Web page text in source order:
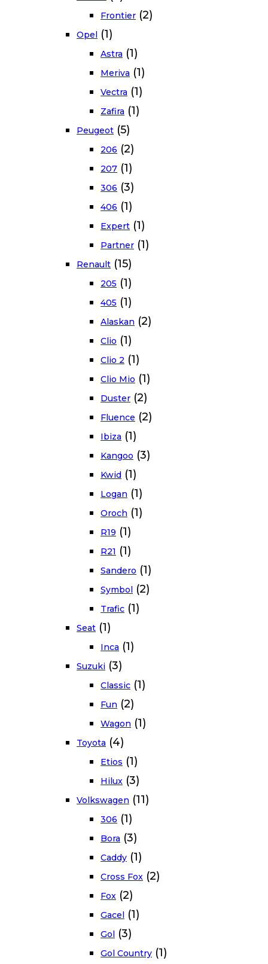
Frontier (2)
Opel (1)
Astra (1)
Meriva (1)
Vectra (1)
Zafira (1)
Peugeot (5)
206 (2)
207 (1)
306 (3)
406 (1)
Expert (1)
Partner (1)
Renault (15)
205 (1)
405 (1)
Alaskan (2)
Clio (1)
Clio 2 (1)
Clio Mio (1)
Duster (2)
Fluence (2)
Ibiza (1)
Kangoo (3)
Kwid (1)
Logan (1)
Oroch (1)
R19 (1)
R21 (1)
Sandero (1)
Symbol (2)
Trafic (1)
Seat (1)
Inca (1)
Suzuki (3)
Classic (1)
Fun (2)
Wagon (1)
Toyota (4)
Etios (1)
Hilux (3)
Volkswagen (11)
306 (1)
Bora (3)
Caddy (1)
Cross Fox (2)
Fox (2)
Gacel (1)
Gol (3)
Gol Country (1)